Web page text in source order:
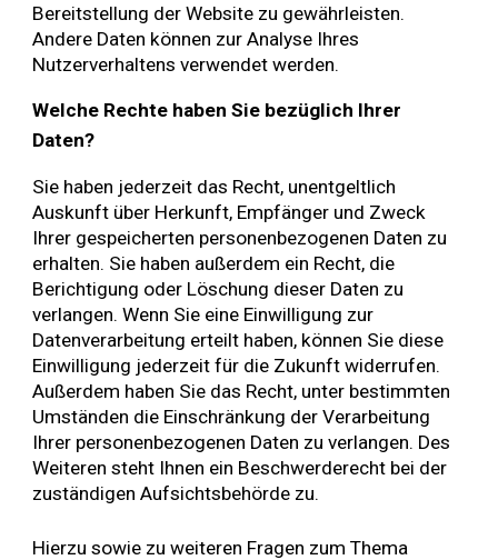
Bereitstellung der Website zu gewährleisten.
Andere Daten können zur Analyse Ihres
Nutzerverhaltens verwendet werden.
Welche Rechte haben Sie bezüglich Ihrer
Daten?
Sie haben jederzeit das Recht, unentgeltlich
Auskunft über Herkunft, Empfänger und Zweck
Ihrer gespeicherten personenbezogenen Daten zu
erhalten. Sie haben außerdem ein Recht, die
Berichtigung oder Löschung dieser Daten zu
verlangen. Wenn Sie eine Einwilligung zur
Datenverarbeitung erteilt haben, können Sie diese
Einwilligung jederzeit für die Zukunft widerrufen.
Außerdem haben Sie das Recht, unter bestimmten
Umständen die Einschränkung der Verarbeitung
Ihrer personenbezogenen Daten zu verlangen. Des
Weiteren steht Ihnen ein Beschwerderecht bei der
zuständigen Aufsichtsbehörde zu.
Hierzu sowie zu weiteren Fragen zum Thema